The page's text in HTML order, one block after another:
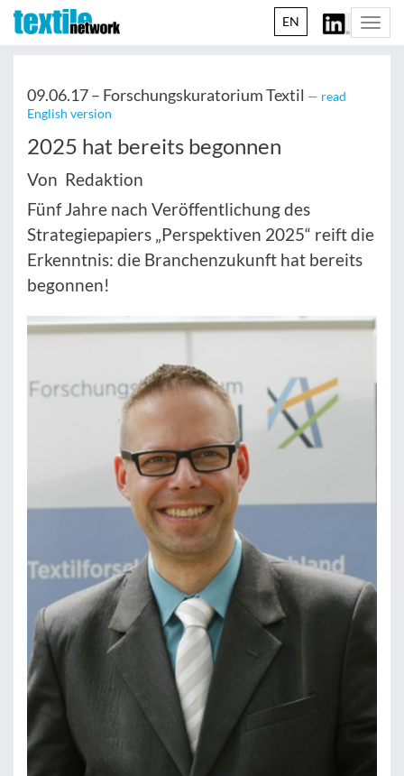
EN
09.06.17 – Forschungskuratorium Textil — read
English version
2025 hat bereits begonnen
Von Redaktion
Fünf Jahre nach Veröffentlichung des
Strategiepapiers „Perspektiven 2025“ reift die
Erkenntnis: die Branchenzukunft hat bereits
begonnen!